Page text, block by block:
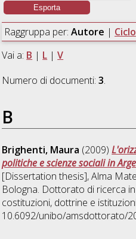
Raggruppa per: Autore | Ciclo
Vai a: B | L |V
Numero di documenti:3.
B
Brighenti, Maura (2009)
politiche e scienze sociali in
[Dissertation thesis], Alma
Bologna. Dottorato di ricerca in
costituzioni, dottrine e
10.6092/unibo/amsdottorato/